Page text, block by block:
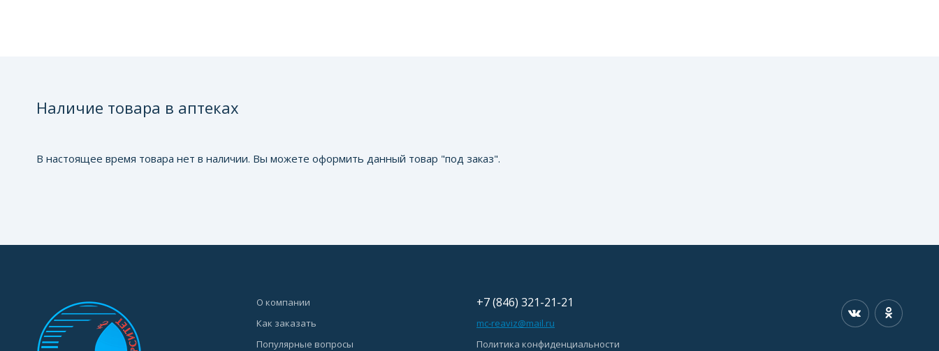
Наличие товара в аптеках
В настоящее время товара нет в наличии. Вы можете оформить данный товар "под заказ".
О компании
Как заказать
Популярные вопросы
+7 (846) 321-21-21
mc-reaviz@mail.ru
Политика конфиденциальности